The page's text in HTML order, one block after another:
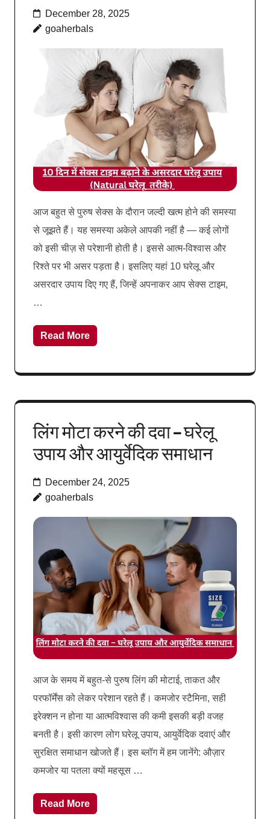
December 28, 2025
goaherbals
आज बहुत से पुरुष सेक्स के दौरान जल्दी खत्म होने की समस्या
से जूझते हैं। यह समस्या अकेले आपकी नहीं है — कई लोगों
को इसी चीज़ से परेशानी होती है। इससे आत्म-विश्वास और
रिश्ते पर भी असर पड़ता है। इसलिए यहां 10 घरेलू और
असरदार उपाय दिए गए हैं, जिन्हें अपनाकर आप सेक्स टाइम,
…
Read More
लिंग मोटा करने की दवा – घरेलू
उपाय और आयुर्वेदिक समाधान
December 24, 2025
goaherbals
आज के समय में बहुत-से पुरुष लिंग की मोटाई, ताकत और
परफॉर्मेंस को लेकर परेशान रहते हैं। कमजोर स्टैमिना, सही
इरेक्शन न होना या आत्मविश्वास की कमी इसकी बड़ी वजह
बनती है। इसी कारण लोग घरेलू उपाय, आयुर्वेदिक दवाएं और
सुरक्षित समाधान खोजते हैं। इस ब्लॉग में हम जानेंगे: औज़ार
कमजोर या पतला क्यों महसूस …
Read More